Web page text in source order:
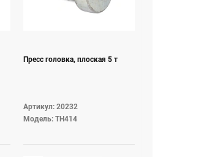
Пресс головка, плоская 5 т
Артикул: 20232
Модель: TH414